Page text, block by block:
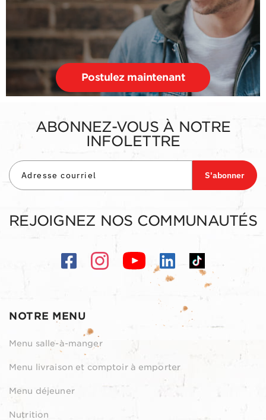
Postulez maintenant
NOTRE MENU
Menu salle-à-manger
Menu livraison et comptoir à emporter
Menu déjeuner
Nutrition
ABONNEZ-VOUS À NOTRE
INFOLETTRE
S'abonner
REJOIGNEZ NOS COMMUNAUTÉS